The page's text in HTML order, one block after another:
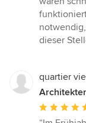
dieser
quartier
Bewertung: